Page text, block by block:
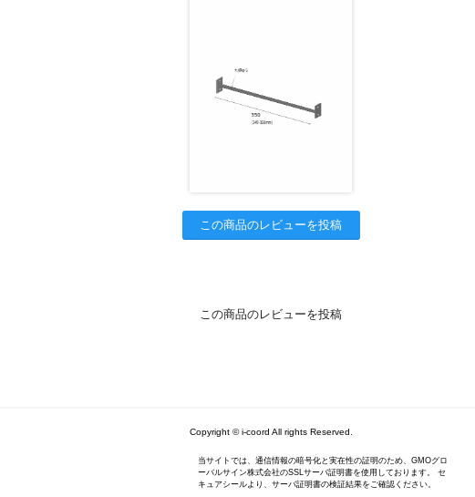
この商品のレビューを投稿
この商品のレビューを投稿
Copyright © i-coord All rights Reserved.
当サイトでは、通信情報の暗号化と実在性の証明のため、GMOグロ
ーバルサイン株式会社のSSLサーバ証明書を使用しております。 セ
キュアシールより、サーバ証明書の検証結果をご確認ください。